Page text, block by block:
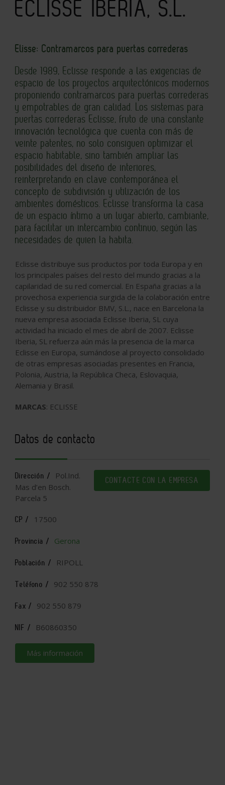
ECLISSE IBERIA, S.L.
Elisse: Contramarcos para puertas correderas
Desde 1989, Eclisse responde a las exigencias de
espacio de los proyectos arquitectónicos modernos
proponiendo contramarcos para puertas correderas
y empotrables de gran calidad. Los sistemas para
puertas correderas Eclisse, fruto de una constante
innovación tecnológica que cuenta con más de
veinte patentes, no solo consiguen optimizar el
espacio habitable, sino también ampliar las
posibilidades del diseño de interiores,
reinterpretando en clave contemporánea el
concepto de subdivisión y utilización de los
ambientes domésticos. Eclisse transforma la casa
de un espacio íntimo a un lugar abierto, cambiante,
para facilitar un intercambio continuo, según las
necesidades de quien la habita.
Eclisse distribuye sus productos por toda Europa y en
los principales países del resto del mundo gracias a la
capilaridad de su red comercial. En España gracias a la
provechosa experiencia surgida de la colaboración entre
Eclisse y su distribuidor BMV, S.L., nace en Barcelona la
nueva empresa asociada Eclisse Iberia, SL cuya
actividad ha iniciado el mes de abril de 2007. Eclisse
Iberia, SL refuerza aún más la presencia de la marca
Eclisse en Europa, sumándose al proyecto consolidado
de otras empresas asociadas presentes en Francia,
Polonia, Austria, la República Checa, Eslovaquia,
Alemania y Brasil.
MARCAS: ECLISSE
Datos de contacto
CONTACTE CON LA EMPRESA
Dirección /
Pol.Ind.
Mas d’en Bosch.
Parcela 5
CP / 17500
Provincia / Gerona
Población / RIPOLL
Teléfono / 902 550 878
Fax / 902 550 879
NIF / B60860350
Más información